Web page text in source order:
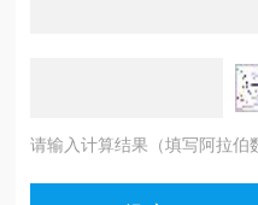
请输入计算结果（填写阿拉伯